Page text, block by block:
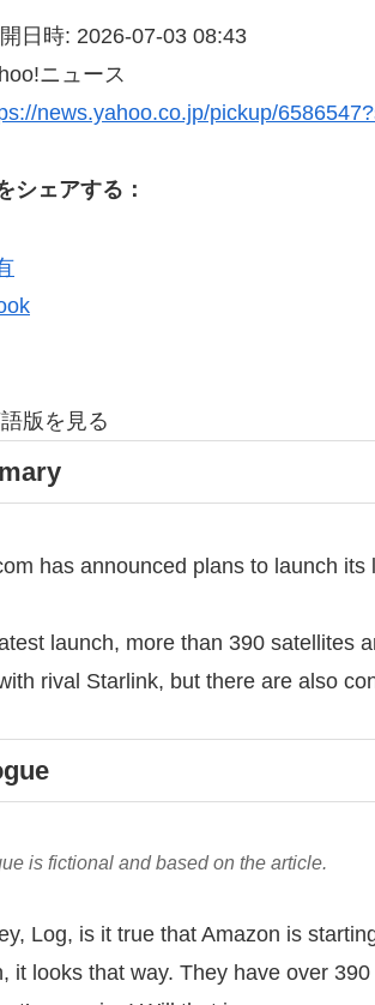
日時: 2026-07-03 08:43
ニュース
news.yahoo.co.jp/pickup/
シェアする：
版を見る
has announced plans to launch
launch, more than 390 satellites
rival Starlink, but there are also
is fictional and based on the article.
Log, is it true that Amazon is
it looks that way. They have over